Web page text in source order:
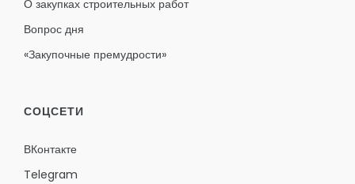
О закупках строительных работ
Вопрос дня
«Закупочные премудрости»
СОЦСЕТИ
ВКонтакте
Telegram